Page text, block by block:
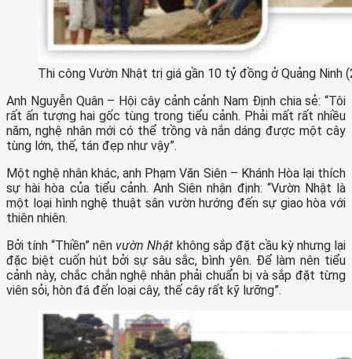
Thi công Vườn Nhật trị giá gần 10 tỷ đồng ở Quảng Ninh
Anh Nguyễn Quân – Hội cây cảnh cảnh Nam Định chia sẻ: “Tôi
rất ấn tượng hai gốc tùng trong tiểu cảnh. Phải mất rất nhiều
năm, nghệ nhân mới có thể trồng và nắn dáng được một cây
tùng lớn, thế, tán đẹp như vậy”.
Một nghệ nhân khác, anh Phạm Văn Siên – Khánh Hòa lại thích
sự hài hòa của tiểu cảnh. Anh Siên nhận định: “Vườn Nhật là
một loại hình nghệ thuật sân vườn hướng đến sự giao hòa với
thiên nhiên.
Bởi tính “Thiền” nên vườn Nhật không sắp đặt cầu kỳ nhưng lại
đặc biệt cuốn hút bởi sự sâu sắc, bình yên. Để làm nên tiểu
cảnh này, chắc chắn nghệ nhân phải chuẩn bị và sắp đặt từng
viên sỏi, hòn đá đến loại cây, thế cây rất kỹ lưỡng”.